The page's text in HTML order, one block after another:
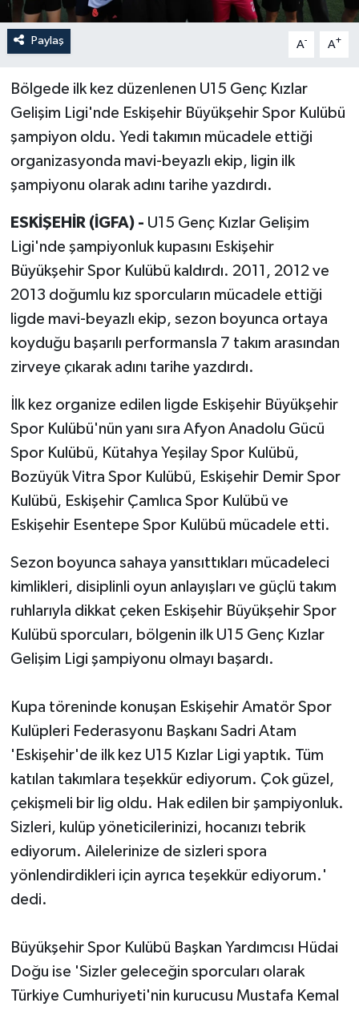
Paylaş A- A+
Bölgede ilk kez düzenlenen U15 Genç Kızlar
Gelişim Ligi'nde Eskişehir Büyükşehir Spor Kulübü
şampiyon oldu. Yedi takımın mücadele ettiği
organizasyonda mavi-beyazlı ekip, ligin ilk
şampiyonu olarak adını tarihe yazdırdı.
ESKİŞEHİR (İGFA) - U15 Genç Kızlar Gelişim
Ligi'nde şampiyonluk kupasını Eskişehir
Büyükşehir Spor Kulübü kaldırdı. 2011, 2012 ve
2013 doğumlu kız sporcuların mücadele ettiği
ligde mavi-beyazlı ekip, sezon boyunca ortaya
koyduğu başarılı performansla 7 takım arasından
zirveye çıkarak adını tarihe yazdırdı.
İlk kez organize edilen ligde Eskişehir Büyükşehir
Spor Kulübü'nün yanı sıra Afyon Anadolu Gücü
Spor Kulübü, Kütahya Yeşilay Spor Kulübü,
Bozüyük Vitra Spor Kulübü, Eskişehir Demir Spor
Kulübü, Eskişehir Çamlıca Spor Kulübü ve
Eskişehir Esentepe Spor Kulübü mücadele etti.
Sezon boyunca sahaya yansıttıkları mücadeleci
kimlikleri, disiplinli oyun anlayışları ve güçlü takım
ruhlarıyla dikkat çeken Eskişehir Büyükşehir Spor
Kulübü sporcuları, bölgenin ilk U15 Genç Kızlar
Gelişim Ligi şampiyonu olmayı başardı.
Kupa töreninde konuşan Eskişehir Amatör Spor
Kulüpleri Federasyonu Başkanı Sadri Atam
'Eskişehir'de ilk kez U15 Kızlar Ligi yaptık. Tüm
katılan takımlara teşekkür ediyorum. Çok güzel,
çekişmeli bir lig oldu. Hak edilen bir şampiyonluk.
Sizleri, kulüp yöneticilerinizi, hocanızı tebrik
ediyorum. Ailelerinize de sizleri spora
yönlendirdikleri için ayrıca teşekkür ediyorum.'
dedi.
Büyükşehir Spor Kulübü Başkan Yardımcısı Hüdai
Doğu ise 'Sizler geleceğin sporcuları olarak
Türkiye Cumhuriyeti'nin kurucusu Mustafa Kemal